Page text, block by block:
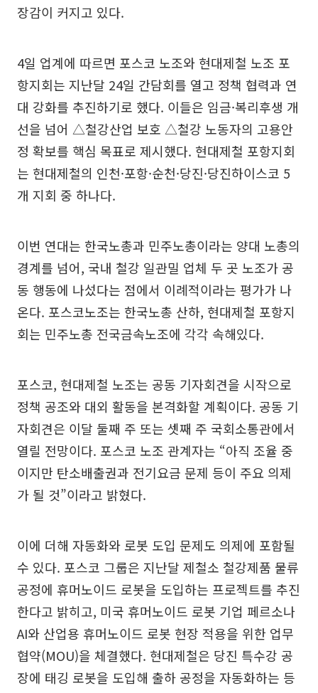
장감이 커지고 있다.
4일 업계에 따르면 포스코 노조와 현대제철 노조 포
항지회는 지난달 24일 간담회를 열고 정책 협력과 연
대 강화를 추진하기로 했다. 이들은 임금·복리후생 개
선을 넘어 △철강산업 보호 △철강 노동자의 고용안
정 확보를 핵심 목표로 제시했다. 현대제철 포항지회
는 현대제철의 인천·포항·순천·당진·당진하이스코 5
개 지회 중 하나다.
이번 연대는 한국노총과 민주노총이라는 양대 노총의
경계를 넘어, 국내 철강 일관밀 업체 두 곳 노조가 공
동 행동에 나섰다는 점에서 이례적이라는 평가가 나
온다. 포스코노조는 한국노총 산하, 현대제철 포항지
회는 민주노총 전국금속노조에 각각 속해있다.
포스코, 현대제철 노조는 공동 기자회견을 시작으로
정책 공조와 대외 활동을 본격화할 계획이다. 공동 기
자회견은 이달 둘째 주 또는 셋째 주 국회소통관에서
열릴 전망이다. 포스코 노조 관계자는 “아직 조율 중
이지만 탄소배출권과 전기요금 문제 등이 주요 의제
가 될 것”이라고 밝혔다.
이에 더해 자동화와 로봇 도입 문제도 의제에 포함될
수 있다. 포스코 그룹은 지난달 제철소 철강제품 물류
공정에 휴머노이드 로봇을 도입하는 프로젝트를 추진
한다고 밝히고, 미국 휴머노이드 로봇 기업 페르소나
AI와 산업용 휴머노이드 로봇 현장 적용을 위한 업무
협약(MOU)을 체결했다. 현대제철은 당진 특수강 공
장에 태깅 로봇을 도입해 출하 공정을 자동화하는 등